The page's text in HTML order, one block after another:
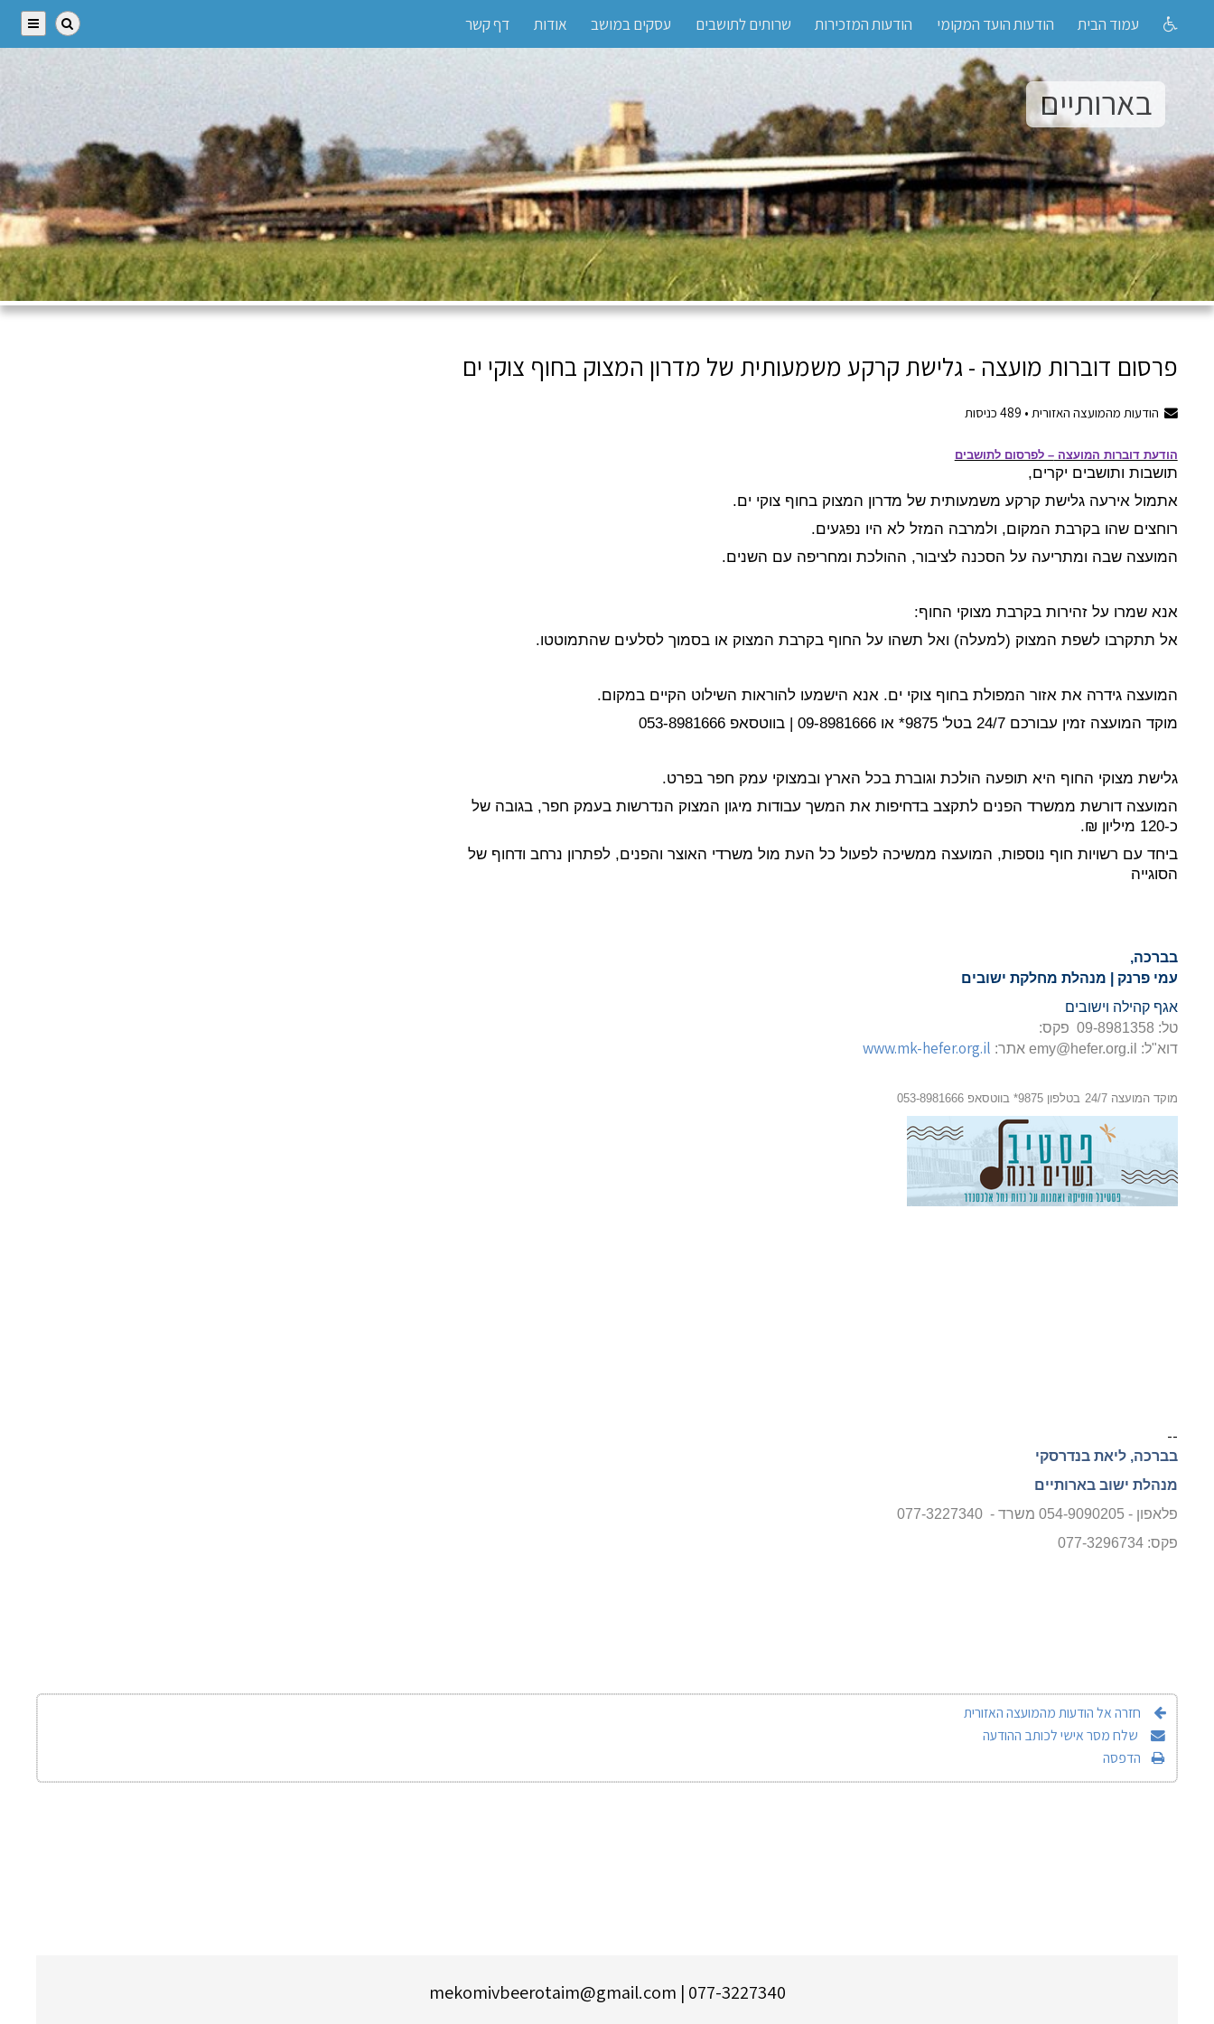
עמוד הבית הודעות הועד המקומי הודעות המזכירות שרותים לתושבים עסקים במושב אודות דף קשר
בארותיים
פרסום דוברות מועצה - גלישת קרקע משמעותית של מדרון המצוק בחוף צוקי ים
הודעות מהמועצה האזורית • 489 כניסות
הודעת דוברות המועצה– לפרסום לתושבים
תושבות ותושבים יקרים,
אתמול אירעה גלישת קרקע משמעותית של מדרון המצוק בחוף צוקי ים.
רוחצים שהו בקרבת המקום, ולמרבה המזל לא היו נפגעים.
המועצה שבה ומתריעה על הסכנה לציבור, ההולכת ומחריפה עם השנים.
אנא שמרו על זהירות בקרבת מצוקי החוף:
אל תתקרבו לשפת המצוק (למעלה) ואל תשהו על החוף בקרבת המצוק או בסמוך לסלעים שהתמוטטו.
המועצה גידרה את אזור המפולת בחוף צוקי ים. אנא הישמעו להוראות השילוט הקיים במקום.
מוקד המועצה זמין עבורכם 24/7 בטל' 9875* או 09-8981666 | בווטסאפ 053-8981666
גלישת מצוקי החוף היא תופעה הולכת וגוברת בכל הארץ ובמצוקי עמק חפר בפרט.
המועצה דורשת ממשרד הפנים לתקצב בדחיפות את המשך עבודות מיגון המצוק הנדרשות בעמק חפר, בגובה של
כ-120 מיליון ₪.
ביחד עם רשויות חוף נוספות, המועצה ממשיכה לפעול כל העת מול משרדי האוצר והפנים, לפתרון נרחב ודחוף של
הסוגייה
בברכה,
עמי פרנק | מנהלת מחלקת ישובים
אגף קהילה וישובים
טל: 09-8981358 פקס:
דוא"ל: emy@hefer.org.il אתר: www.mk-hefer.org.il
מוקד המועצה 24/7 בטלפון 9875* בווטסאפ 053-8981666
--
בברכה, ליאת בנדרסקי
מנהלת ישוב בארותיים
פלאפון - 054-9090205 משרד - 077-3227340
פקס: 077-3296734
חזרה אל הודעות מהמועצה האזורית
שלח מסר אישי לכותב ההודעה
הדפסה
077-3227340 | mekomivbeerotaim@gmail.com